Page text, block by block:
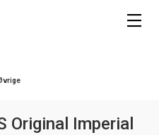
Original Imperial